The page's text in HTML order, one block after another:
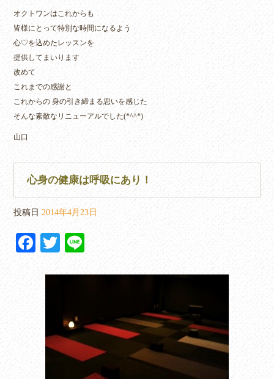
オクトワンはこれからも
皆様にとって特別な時間になるよう
心♡を込めたレッスンを
提供してまいります
改めて
これまでの感謝と
これからの 身の引き締まる思いを感じた
そんな素敵なリニューアルでした(*^^*)
山口
心身の健康は呼吸にあり！
投稿日 2014年4月23日
Fa
bo
T
tte